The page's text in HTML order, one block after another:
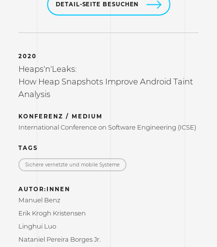
DETAIL-SEITE BESUCHEN
2020
Heaps'n'Leaks:
How Heap Snapshots Improve Android Taint
Analysis
KONFERENZ / MEDIUM
International Conference on Software Engineering (ICSE)
TAGS
Sichere vernetzte und mobile Systeme
AUTOR:INNEN
Manuel Benz
Erik Krogh Kristensen
Linghui Luo
Nataniel Pereira Borges Jr.